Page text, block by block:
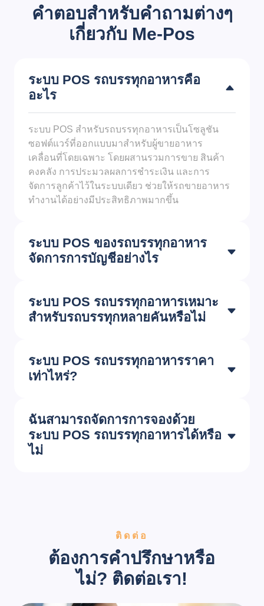
คำตอบสำหรับคำถามต่างๆ
เกี่ยวกับ Me-Pos
ระบบ POS รถบรรทุกอาหารคือ
อะไร
ระบบ POS สำหรับรถบรรทุกอาหารเป็นโซลูชัน
ซอฟต์แวร์ที่ออกแบบมาสำหรับผู้ขายอาหาร
เคลื่อนที่โดยเฉพาะ โดยผสานรวมการขาย สินค้า
คงคลัง การประมวลผลการชำระเงิน และการ
จัดการลูกค้าไว้ในระบบเดียว ช่วยให้รถขายอาหาร
ทำงานได้อย่างมีประสิทธิภาพมากขึ้น
ระบบ POS ของรถบรรทุกอาหาร
จัดการการบัญชีอย่างไร
ระบบ POS รถบรรทุกอาหารเหมาะ
สำหรับรถบรรทุกหลายคันหรือไม่
ระบบ POS รถบรรทุกอาหารราคา
เท่าไหร่?
ฉันสามารถจัดการการจองด้วย
ระบบ POS รถบรรทุกอาหารได้หรือ
ไม่
ติดต่อ
ต้องการคำปรึกษาหรือ
ไม่? ติดต่อเรา!